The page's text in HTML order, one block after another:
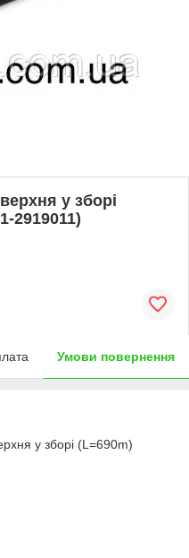
у зборі
2919011)
Умови повернення
у зборі (L=690m)